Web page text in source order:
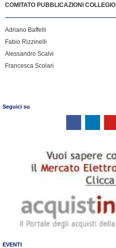
COMITATO PUBBLICAZIONI COLLEGIO
Adriano Baffelli
Fabio Rizzinelli
Alessandro Scalvi
Francesca Scolari
Seguici su
EVENTI